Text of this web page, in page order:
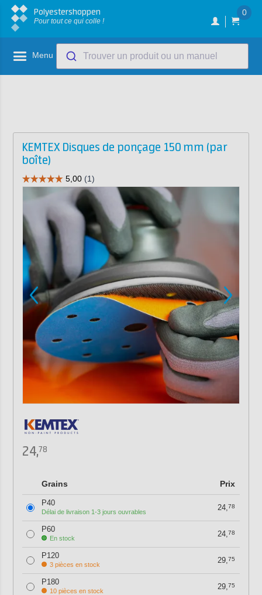
Polyestershoppen
Pour tout ce qui colle !
0
Menu Trouver un produit ou un manuel
KEMTEX Disques de ponçage 150 mm (par
boîte)
24,78
Grains Prix
P40
Délai de livraison 1-3 jours ouvrables 24,78
P60
En stock 24,78
P120
3 pièces en stock 29,75
P180
10 pièces en stock 29,75